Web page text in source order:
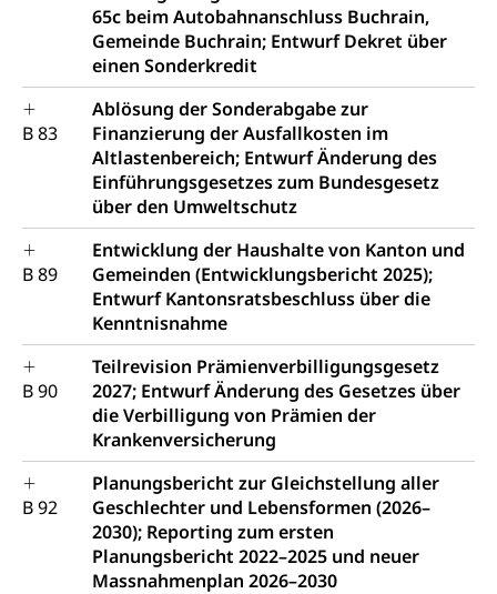
65c beim Autobahnanschluss Buchrain,
Gemeinde Buchrain; Entwurf Dekret über
einen Sonderkredit
B 83
Ablösung der Sonderabgabe zur
Finanzierung der Ausfallkosten im
Altlastenbereich; Entwurf Änderung des
Einführungsgesetzes zum Bundesgesetz
über den Umweltschutz
B 89
Entwicklung der Haushalte von Kanton und
Gemeinden (Entwicklungsbericht 2025);
Entwurf Kantonsratsbeschluss über die
Kenntnisnahme
B 90
Teilrevision Prämienverbilligungsgesetz
2027; Entwurf Änderung des Gesetzes über
die Verbilligung von Prämien der
Krankenversicherung
B 92
Planungsbericht zur Gleichstellung aller
Geschlechter und Lebensformen (2026–
2030); Reporting zum ersten
Planungsbericht 2022–2025 und neuer
Massnahmenplan 2026–2030